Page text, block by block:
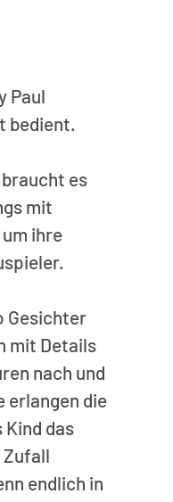
Paul
bedient.
es
mit
ihre
Gesichter
mit Details
nach und
erlangen die
das
Zufall
endlich in